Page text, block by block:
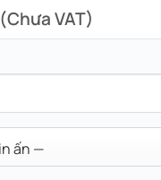
(Chưa VAT)